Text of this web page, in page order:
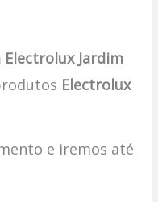
Electrolux Jardim
Electrolux
e iremos até